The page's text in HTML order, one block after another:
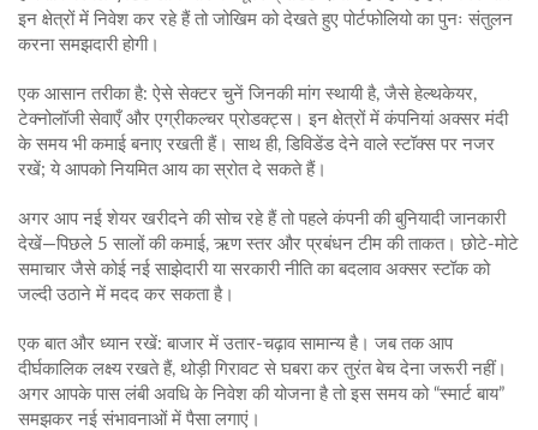
इन क्षेत्रों में निवेश कर रहे हैं तो जोखिम को देखते हुए पोर्टफोलियो का पुनः संतुलन
करना समझदारी होगी।
एक आसान तरीका है: ऐसे सेक्टर चुनें जिनकी मांग स्थायी है, जैसे हेल्थकेयर,
टेक्नोलॉजी सेवाएँ और एग्रीकल्चर प्रोडक्ट्स। इन क्षेत्रों में कंपनियां अक्सर मंदी
के समय भी कमाई बनाए रखती हैं। साथ ही, डिविडेंड देने वाले स्टॉक्स पर नजर
रखें; ये आपको नियमित आय का स्रोत दे सकते हैं।
अगर आप नई शेयर खरीदने की सोच रहे हैं तो पहले कंपनी की बुनियादी जानकारी
देखें—पिछले 5 सालों की कमाई, ऋण स्तर और प्रबंधन टीम की ताकत। छोटे‑मोटे
समाचार जैसे कोई नई साझेदारी या सरकारी नीति का बदलाव अक्सर स्टॉक को
जल्दी उठाने में मदद कर सकता है।
एक बात और ध्यान रखें: बाजार में उतार-चढ़ाव सामान्य है। जब तक आप
दीर्घकालिक लक्ष्य रखते हैं, थोड़ी गिरावट से घबरा कर तुरंत बेच देना जरूरी नहीं।
अगर आपके पास लंबी अवधि के निवेश की योजना है तो इस समय को “स्मार्ट बाय”
समझकर नई संभावनाओं में पैसा लगाएं।